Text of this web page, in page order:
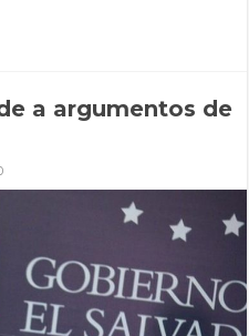
a argumentos de